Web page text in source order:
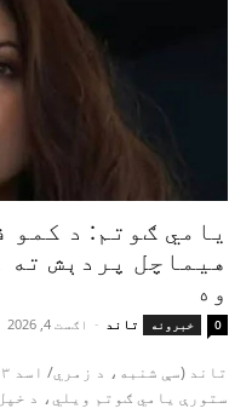
یامي ګوتم: د کمو
هیماچل پردېش
وه
خبرونه تاند - اګست 4, 2026 0
ستورې یامي ګوتم ویلي، د